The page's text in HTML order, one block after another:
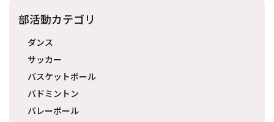
部活動カテゴリ
ダンス
サッカー
バスケットボール
バドミントン
バレーボール